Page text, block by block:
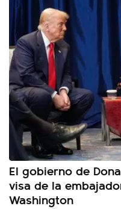
El gobierno de
visa de la
Washington